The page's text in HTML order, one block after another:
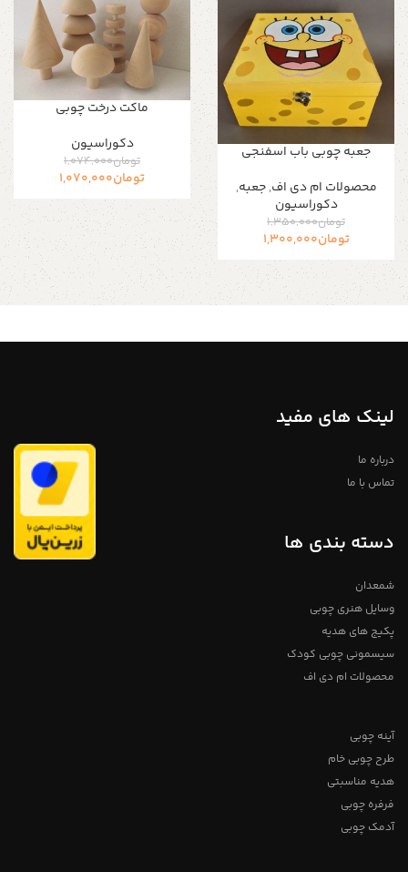
جعبه چوبی باب اسفنجی
محصولات ام دی اف,جعبه,
دکوراسیون
تومان1,350,000
تومان1,300,000
ماکت درخت چوبی
دکوراسیون
تومان1,074,000
تومان1,070,000
لینک های مفید
درباره ما
تماس با ما
دسته بندی ها
شمعدان
وسایل هنری چوبی
پکیج های هدیه
سیسمونی چوبی کودک
محصولات ام دی اف
آینه چوبی
طرح چوبی خام
هدیه مناسبتی
فرفره چوبی
آدمک چوبی